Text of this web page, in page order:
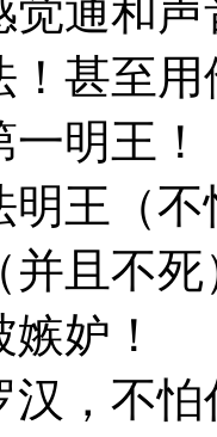
觉通和声
！甚至
明王！
明王（
并且不
妒！
汉，不